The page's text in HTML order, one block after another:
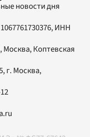
новости дня
ИНН
Москва, Коптевская
, г. Москва,